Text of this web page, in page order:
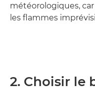
météorologiques,
les flammes
2. Choisir le